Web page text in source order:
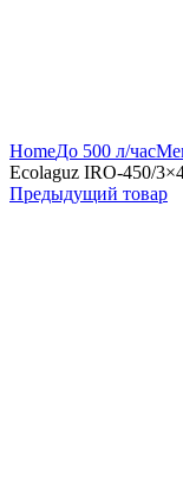
HomeДо 500 л/час
Ecolaguz IRO-450/
Предыдущий товар